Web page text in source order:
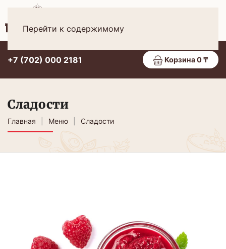
Перейти к содержимому
+7 (702) 000 2181 Корзина 0 ₸
Сладости
Главная Меню Сладости